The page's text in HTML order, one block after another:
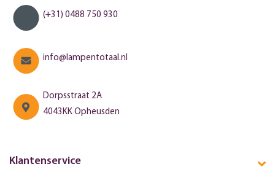
(+31) 0488 750 930
info@lampentotaal.nl
Dorpsstraat 2A
4043KK Opheusden
Klantenservice